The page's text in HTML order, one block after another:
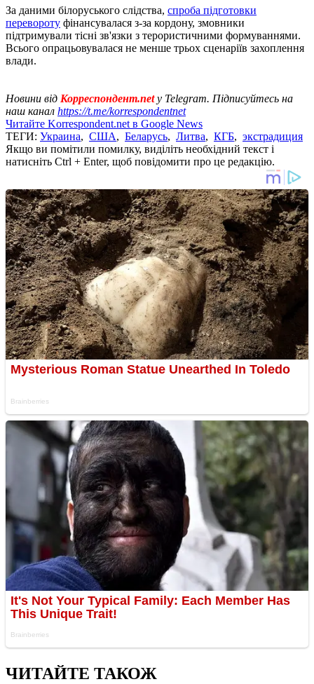
За даними білоруського слідства, спроба підготовки
перевороту фінансувалася з-за кордону, змовники
підтримували тісні зв'язки з терористичними формуваннями.
Всього опрацьовувалася не менше трьох сценаріїв захоплення
влади.
Новини від Корреспондент.netу Telegram. Підписуйтесь на
наш канал https://t.me/korrespondentnet
Читайте Korrespondent.net в Google News
ТЕГИ: Украина, США, Беларусь, Литва, КГБ, экстрадиция
Якщо ви помітили помилку, виділіть необхідний текст і
натисніть Ctrl + Enter, щоб повідомити про це редакцію.
ЧИТАЙТЕ ТАКОЖ